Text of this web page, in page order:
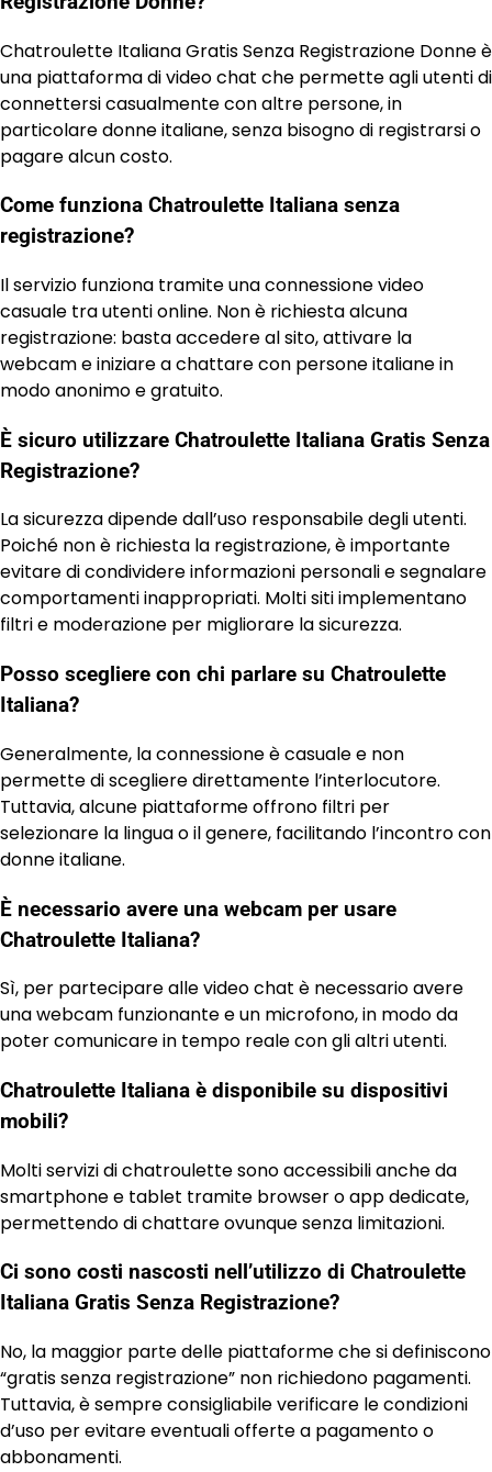
Chatroulette Italiana Gratis Senza Registrazione Donne è
una piattaforma di video chat che permette agli utenti di
connettersi casualmente con altre persone, in
particolare donne italiane, senza bisogno di registrarsi o
pagare alcun costo.
Come funziona Chatroulette Italiana senza
registrazione?
Il servizio funziona tramite una connessione video
casuale tra utenti online. Non è richiesta alcuna
registrazione: basta accedere al sito, attivare la
webcam e iniziare a chattare con persone italiane in
modo anonimo e gratuito.
È sicuro utilizzare Chatroulette Italiana Gratis Senza
Registrazione?
La sicurezza dipende dall’uso responsabile degli utenti.
Poiché non è richiesta la registrazione, è importante
evitare di condividere informazioni personali e segnalare
comportamenti inappropriati. Molti siti implementano
filtri e moderazione per migliorare la sicurezza.
Posso scegliere con chi parlare su Chatroulette
Italiana?
Generalmente, la connessione è casuale e non
permette di scegliere direttamente l’interlocutore.
Tuttavia, alcune piattaforme offrono filtri per
selezionare la lingua o il genere, facilitando l’incontro con
donne italiane.
È necessario avere una webcam per usare
Chatroulette Italiana?
Sì, per partecipare alle video chat è necessario avere
una webcam funzionante e un microfono, in modo da
poter comunicare in tempo reale con gli altri utenti.
Chatroulette Italiana è disponibile su dispositivi
mobili?
Molti servizi di chatroulette sono accessibili anche da
smartphone e tablet tramite browser o app dedicate,
permettendo di chattare ovunque senza limitazioni.
Ci sono costi nascosti nell’utilizzo di Chatroulette
Italiana Gratis Senza Registrazione?
No, la maggior parte delle piattaforme che si definiscono
“gratis senza registrazione” non richiedono pagamenti.
Tuttavia, è sempre consigliabile verificare le condizioni
d’uso per evitare eventuali offerte a pagamento o
abbonamenti.